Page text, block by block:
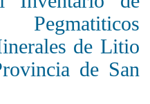
de Litio
de San